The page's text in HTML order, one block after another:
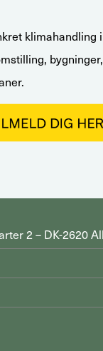
klimahandling
2 – DK-2620